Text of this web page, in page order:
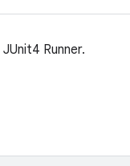
Runner.